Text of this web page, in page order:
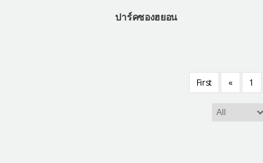
ปาร์คซองฮยอน
First « 1